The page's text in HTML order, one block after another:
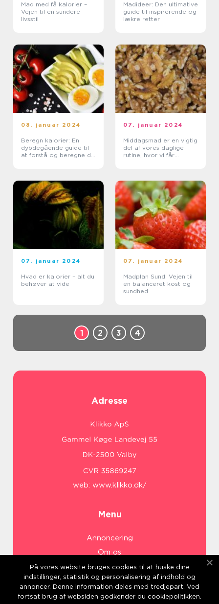
Mad med få kalorier –
Vejen til en sundere
livsstil
Madideer: Den ultimative
guide til inspirerende og
lækre retter
08. januar 2024
Beregn kalorier: En
dybdegående guide til
at forstå og beregne dit
07. januar 2024
Middagsmad er en vigtig
del af vores daglige
rutine, hvor vi får
velsmagende måltid
efter en l...
07. januar 2024
Hvad er kalorier – alt du
behøver at vide
07. januar 2024
Madplan Sund: Vejen til
en balanceret kost og
sundhed
1 2 3 4
Adresse
web: www.klikko.dk/
Menu
Annoncering
Om os
Cookies
Kontakt os
Sitemap
På vores website bruges cookies til at huske dine
indstillinger, statistik og personalisering af indhold og
annoncer. Denne information deles med tredjepart. Ved
fortsat brug af websiden godkender du cookiepolitikken.